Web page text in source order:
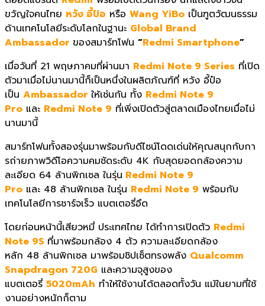
ขวัญใจคนไทย หวัง อี้ป๋อ หรือ Wang YiBo เป็นฑูตวัฒนธรรม
ด้านเทคโนโลยีระดับโลกในฐานะ Global Brand
Ambassador ของสมาร์ทโฟน “Redmi Smartphone”
เมื่อวันที่ 21 พฤษภาคมที่ผ่านมา Redmi Note 9 Series ที่เปิด
ตัวมาเมื่อไม่นานมานี้ก็เป็นหนึ่งในผลิตภัณฑ์ที่ หวัง อี้ป๋อ
เป็น Ambassador ให้เช่นกัน ทั้ง Redmi Note 9
Pro และ Redmi Note 9 ที่เพิ่งเปิดตัวสู่ตลาดเมืองไทยเมื่อไม่
นานมานี้
สมาร์ทโฟนทั้งสองรุ่นมาพร้อมกับดีไซน์โดดเด่นให้คุณสนุกกับกา
รถ่ายภาพวิดีโอความคมชัดระดับ 4K กับสุดยอดกล้องความ
ละเอียด 64 ล้านพิกเซล ในรุ่น Redmi Note 9
Pro และ 48 ล้านพิกเซล ในรุ่น Redmi Note 9 พร้อมกับ
เทคโนโลยีการชาร์จเร็ว แบตเตอรี่อึด
โดยก่อนหน้านี้เสียวหมี่ ประเทศไทย ได้ทำการเปิดตัว Redmi
Note 9S ที่มาพร้อมกล้อง 4 ตัว ความละเอียดกล้อง
หลัก 48 ล้านพิกเซล มาพร้อมชิปเซ็ตทรงพลัง Qualcomm
Snapdragon 720G และความจุสูงของ
แบตเตอรี่ 5020mAh ทำให้ใช้งานได้ตลอดทั้งวัน แม้ในยามที่ใช้
งานอย่างหนักก็ตาม